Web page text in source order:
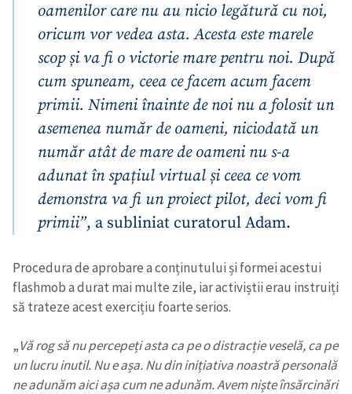
oamenilor care nu au nicio legătură cu noi,
oricum vor vedea asta. Acesta este marele
scop și va fi o victorie mare pentru noi. După
cum spuneam, ceea ce facem acum facem
primii. Nimeni înainte de noi nu a folosit un
asemenea număr de oameni, niciodată un
număr atât de mare de oameni nu s-a
adunat în spațiul virtual și ceea ce vom
demonstra va fi un proiect pilot, deci vom fi
primii”, a subliniat curatorul Adam.
Procedura de aprobare a conținutului și formei acestui
flashmob a durat mai multe zile, iar activiștii erau instruiți
să trateze acest exercițiu foarte serios.
„Vă rog să nu percepeți asta ca pe o distracție veselă, ca pe
un lucru inutil. Nu e așa. Nu din inițiativa noastră personală
ne adunăm aici așa cum ne adunăm. Avem niște însărcinări